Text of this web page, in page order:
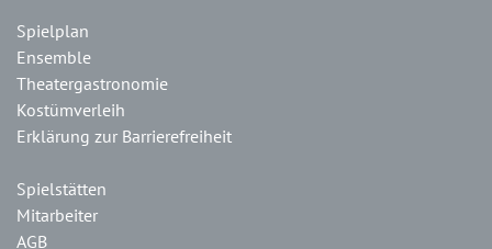
Spielplan
Ensemble
Theatergastronomie
Kostümverleih
Erklärung zur Barrierefreiheit
Spielstätten
Mitarbeiter
AGB